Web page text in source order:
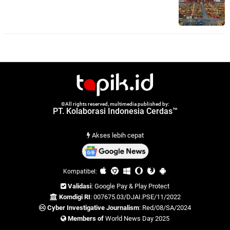
©All rights reserved, multimedia published by:
PT. Kolaborasi Indonesia Cerdas™
Akses lebih cepat
Kompatibel:
Validasi: Google Pay & Play Protect
Komdigi RI: 007675.03/DJAI.PSE/11/2022
Cyber Investigative Journalism: Red/08/SA/2024
Members of World News Day 2025